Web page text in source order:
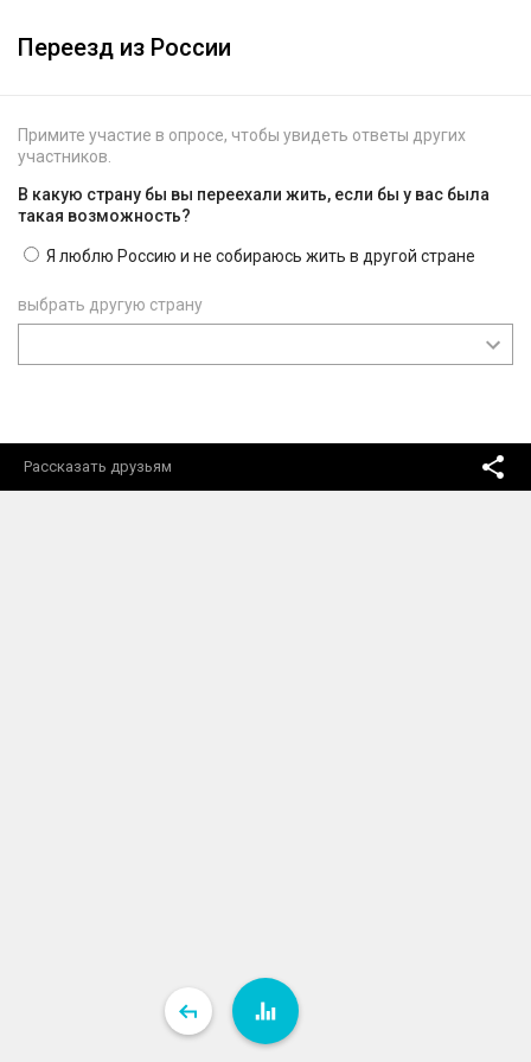
Переезд из России
Примите участие в опросе, чтобы увидеть ответы других
участников.
В какую страну бы вы переехали жить, если бы у вас была
такая возможность?
Я люблю Россию и не собираюсь жить в другой стране
выбрать другую страну
Рассказать друзьям